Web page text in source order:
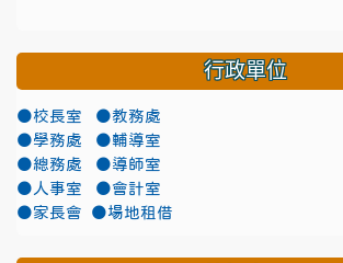
行政單位
●校長室
●教務處
●學務處
●輔導室
●總務處
●導師室
●人事室
●會計室
●家長會
●場地租借